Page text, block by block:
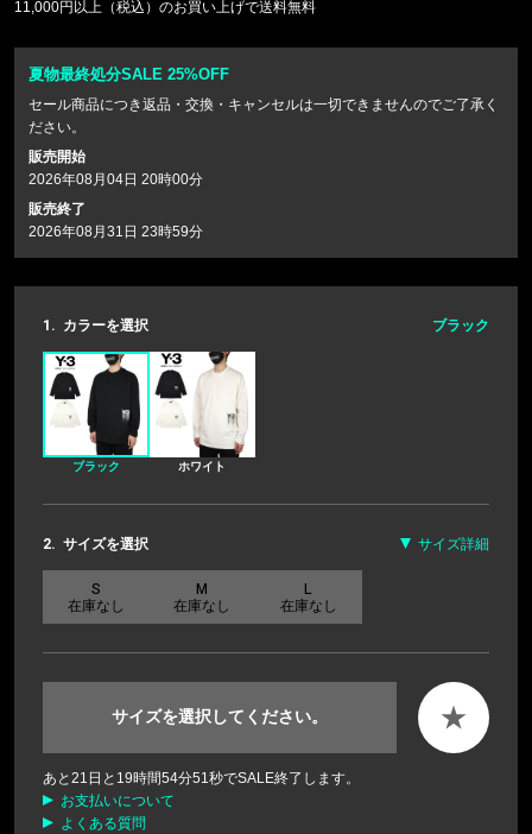
11,000円以上（税込）のお買い上げで送料無料
夏物最終処分SALE 25%OFF
セール商品につき返品・交換・キャンセルは一切できませんのでご了承く
ださい。
販売開始
2026年08月04日 20時00分
販売終了
2026年08月31日 23時59分
1. カラーを選択 ブラック
ブラック ホワイト
2. サイズを選択 サイズ詳細
S
在庫なし
M
在庫なし
L
在庫なし
サイズを選択してください。 ★
あと 21 日と 19時間54分51秒でSALE終了します。
お支払いについて
よくある質問